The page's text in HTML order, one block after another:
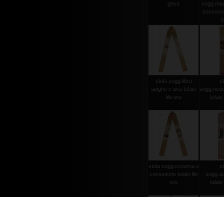
gesu
stola sogg.libro
spighe e uva telaio
filo oro
telaio
stola sogg.cresima e
comunione telaio filo
oro
talaio